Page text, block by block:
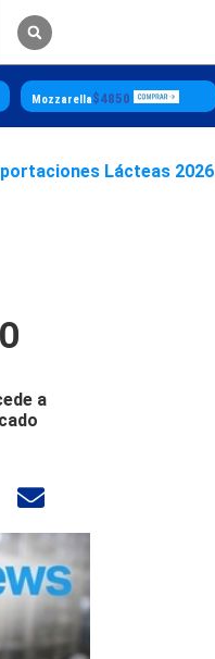
Mozzarella$4850
Lácteas 2026
a